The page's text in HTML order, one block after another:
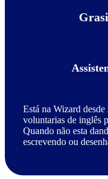
Está na Wizard
voluntarias de inglês
Quando não esta
escrevendo ou